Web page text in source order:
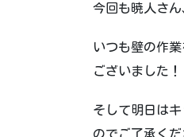
今回も暁人さ
いつも壁の作
ございました！
そして明日は
のでご了承くだ